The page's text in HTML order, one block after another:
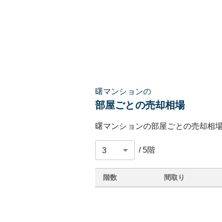
曙マンションの
部屋ごとの売却相場
曙マンションの部屋ごとの売却相
/5階
階数 間取り